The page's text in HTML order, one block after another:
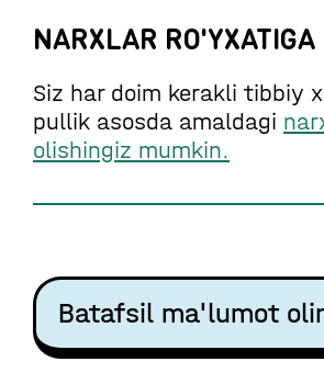
NARXLAR RO'YXATIGA
Siz har doim kerakli tibbiy
pullik asosda amaldagi
olishingiz mumkin.
Batafsil ma'lumot